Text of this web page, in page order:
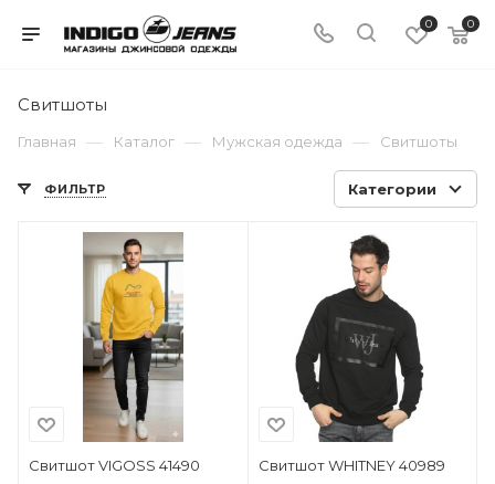
0 0
Свитшоты
Главная — Каталог — Мужская одежда — Свитшоты
ФИЛЬТР Категории
Свитшот VIGOSS 41490 Свитшот WHITNEY 40989